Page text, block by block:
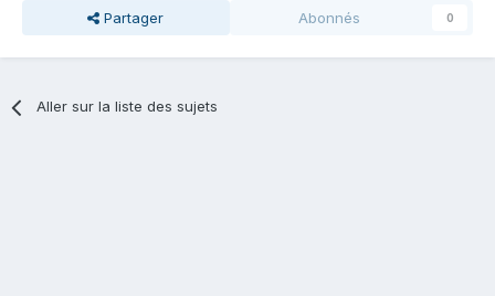
Partager Abonnés 0
Aller sur la liste des sujets